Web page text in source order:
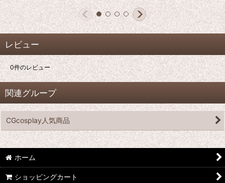
レビュー
0件のレビュー
関連グループ
CGcosplay人気商品
ホーム
ショッピングカート